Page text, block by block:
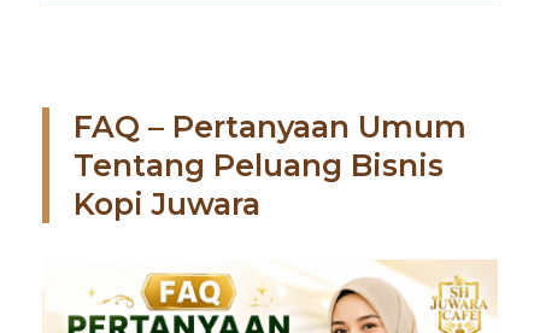
FAQ – Pertanyaan Umum
Tentang Peluang Bisnis
Kopi Juwara